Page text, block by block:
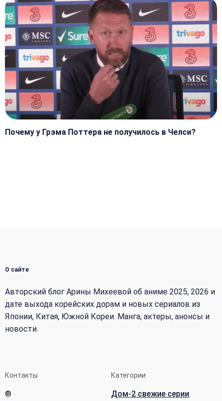
Почему у Грэма Поттера не получилось в Челси?
О сайте
Авторский блог Арины Михеевой об аниме 2025, 2026 и
дате выхода корейских дорам и новых сериалов из
Японии, Китая, Южной Кореи. Манга, актеры, анонсы и
новости.
Контакты
®
Категории
Дом-2 свежие серии